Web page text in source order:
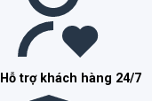
Hỗ trợ khách hàng 24/7